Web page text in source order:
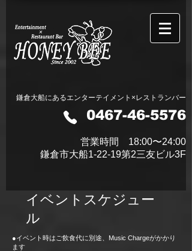
鎌倉大船にあるエンターテイメント×レストランバー
0467-46-5576
営業時間 18:00〜24:00​
鎌倉市大船1-22-19第2三友ビル3F
​イベントスケジュー
ル
●イベント時はご飲食代に別途、Music Chargeがかかり
ます